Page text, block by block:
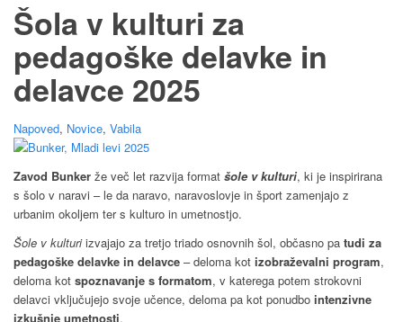
Šola v kulturi za
pedagoške delavke in
delavce 2025
Napoved, Novice, Vabila
Zavod Bunker že več let razvija format šole v kulturi, ki je inspirirana
s šolo v naravi – le da naravo, naravoslovje in šport zamenjajo z
urbanim okoljem ter s kulturo in umetnostjo.
Šole v kulturiizvajajo za tretjo triado osnovnih šol, občasno pa tudi za
pedagoške delavke in delavce – deloma kot izobraževalni program,
deloma kot spoznavanje s formatom, v katerega potem strokovni
delavci vključujejo svoje učence, deloma pa kot ponudbo intenzivne
izkušnje umetnosti.